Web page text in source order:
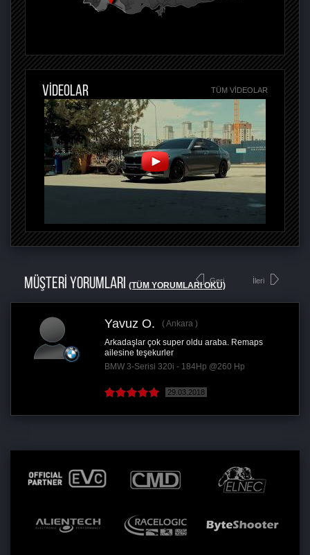
VİDEOLAR TÜM VIDEOLAR
MÜŞTERİ YORUMLARI (TÜM YORUMLARI OKU)
Geri
Yavuz O.
Ankara
Arkadaşlar çok super oldu araba. Remaps
ailesine teşekurler
BMW 3-Serisi 320i - 184Hp @260 Hp
29.03.2018
İleri